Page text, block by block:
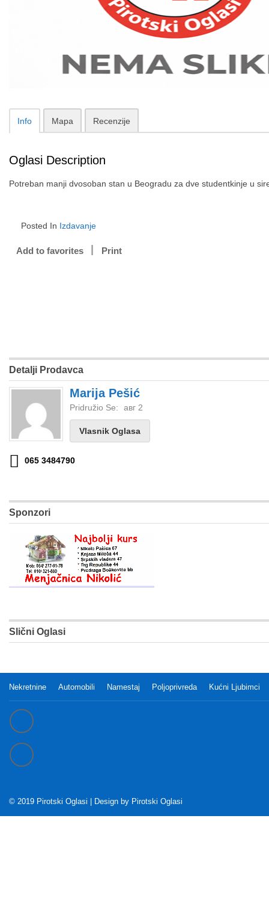
Info Mapa Recenzije
Oglasi Description
Potreban manji dvosoban stan u Beogradu za dve studentkinje u
Posted In Izdavanje
Add to favorites Print
Detalji Prodavca
Marija Pešić
Pridružio Se: авг 2
Vlasnik Oglasa
065 3484790
Sponzori
Slični Oglasi
Nekretnine Automobili Namestaj Poljoprivreda Kućni Ljubimci
© 2019 Pirotski Oglasi | Design by Pirotski Oglasi